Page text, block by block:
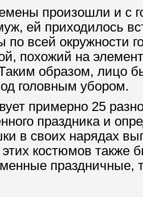
произошли и с
ей приходилось
по всей окружности
похожий на
образом, лицо
головным убором.
примерно 25
праздника и
в своих нарядах
этих костюмов
праздничные,